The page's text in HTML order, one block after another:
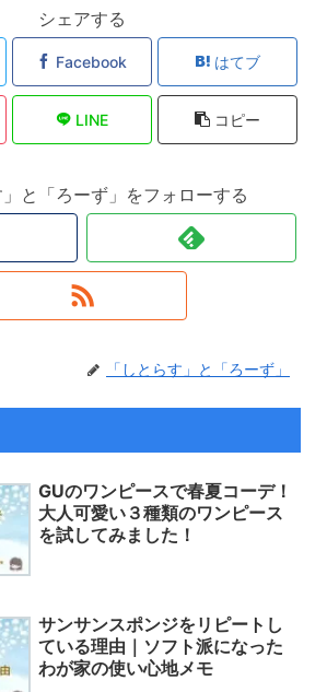
シェアする
Facebook はてブ
LINE コピー
」と「ろーず」をフォローする
「しとらす」と「ろーず」
GUのワンピースで春夏コーデ！
大人可愛い３種類のワンピース
を試してみました！
サンサンスポンジをリピートし
ている理由｜ソフト派になった
わが家の使い心地メモ